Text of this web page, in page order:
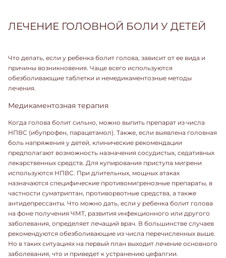
ЛЕЧЕНИЕ ГОЛОВНОЙ БОЛИ У ДЕТЕЙ
Что делать, если у ребенка болит голова, зависит от ее вида и
причины возникновения. Чаще всего используются
обезболивающие таблетки и немедикаментозные методы
лечения.
Медикаментозная терапия
Когда голова болит сильно, можно выпить препарат из числа
НПВС (ибупрофен, парацетамол). Также, если выявлена головная
боль напряжения у детей, клинические рекомендации
предполагают возможность назначения сосудистых, седативных
лекарственных средств. Для купирования приступа мигрени
используются НПВС. При длительных, мощных атаках
назначаются специфические противомигренозные препараты, в
частности суматриптан, противорвотные средства, а также
антидепрессанты. Что можно дать, если у ребенка болит голова
на фоне получения ЧМТ, развития инфекционного или другого
заболевания, определяет лечащий врач. В большинстве случаев
рекомендуются обезболивающие из числа перечисленных выше.
Но в таких ситуациях на первый план выходит лечение основного
заболевания, что и приведет к устранению цефалгии.